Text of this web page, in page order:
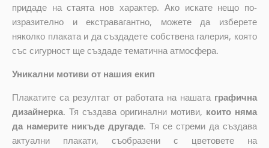
придаде на стаята нов характер. Ако искате нещо по-
изразително и екстравагантно, можете да изберете
няколко плаката и да създадете собствена галерия, която
със сигурност ще създаде тематична атмосфера.
Уникални мотиви от нашия екип
Плакатите са резултат от работата на нашата графична
дизайнерка. Тя създава оригинални мотиви, които няма
да намерите никъде другаде. Тя се стреми да създава
актуални плакати, съобразени с цветовете на